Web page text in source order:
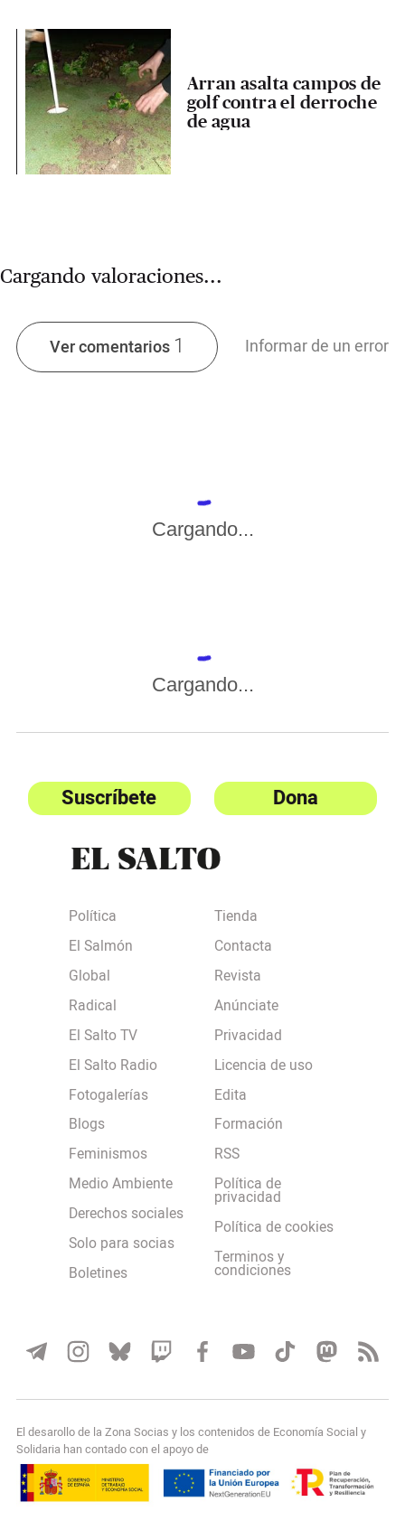
Arran asalta campos de
golf contra el derroche
de agua
Cargando valoraciones...
Ver comentarios 1 Informar de un error
Cargando...
Cargando...
Suscríbete Dona
Política
El Salmón
Global
Radical
El Salto TV
El Salto Radio
Fotogalerías
Blogs
Feminismos
Medio Ambiente
Derechos sociales
Solo para socias
Boletines
Tienda
Contacta
Revista
Anúnciate
Privacidad
Licencia de uso
Edita
Formación
RSS
Política de
privacidad
Política de cookies
Terminos y
condiciones
El desarollo de la Zona Socias y los contenidos de Economía Social y
Solidaria han contado con el apoyo de